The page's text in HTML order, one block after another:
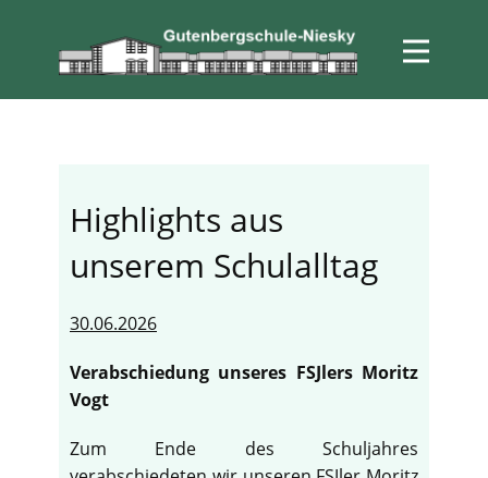
Highlights aus
unserem Schulalltag
30.06.2026
Verabschiedung unseres FSJlers Moritz
Vogt
Zum Ende des Schuljahres